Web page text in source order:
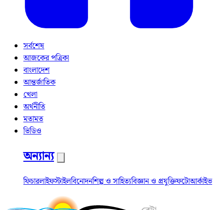
সর্বশেষ
আজকের পত্রিকা
বাংলাদেশ
আন্তর্জাতিক
খেলা
অর্থনীতি
মতামত
ভিডিও
অন্যান্য
ফিচারলাইফস্টাইলবিনোদনশিল্প ও সাহিত্যবিজ্ঞান ও প্রযুক্তিফটোআর্কাইভ